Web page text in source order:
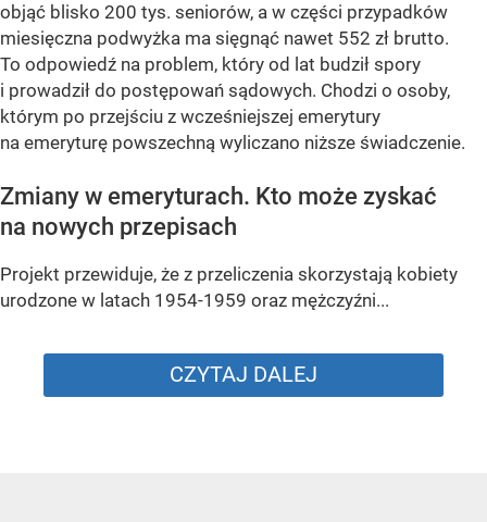
objąć blisko 200 tys. seniorów, a w części przypadków
miesięczna podwyżka ma sięgnąć nawet 552 zł brutto.
To odpowiedź na problem, który od lat budził spory
i prowadził do postępowań sądowych. Chodzi o osoby,
którym po przejściu z wcześniejszej emerytury
na emeryturę powszechną wyliczano niższe świadczenie.
Zmiany w emeryturach. Kto może zyskać
na nowych przepisach
Projekt przewiduje, że z przeliczenia skorzystają kobiety
urodzone w latach 1954-1959 oraz mężczyźni...
CZYTAJ DALEJ